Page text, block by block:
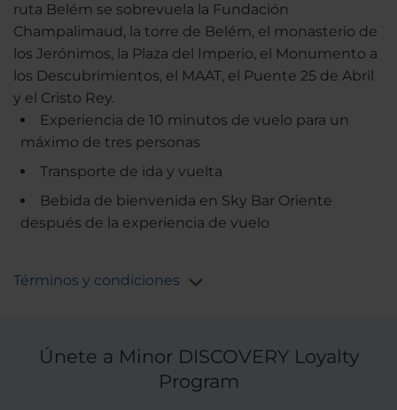
ruta Belém se sobrevuela la Fundación
Champalimaud, la torre de Belém, el monasterio de
los Jerónimos, la Plaza del Imperio, el Monumento a
los Descubrimientos, el MAAT, el Puente 25 de Abril
y el Cristo Rey.
Experiencia de 10 minutos de vuelo para un
máximo de tres personas
Transporte de ida y vuelta
Bebida de bienvenida en Sky Bar Oriente
después de la experiencia de vuelo
Términos y condiciones
Únete a Minor DISCOVERY Loyalty
Program